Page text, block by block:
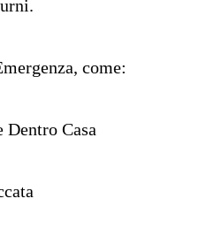
come:
Casa